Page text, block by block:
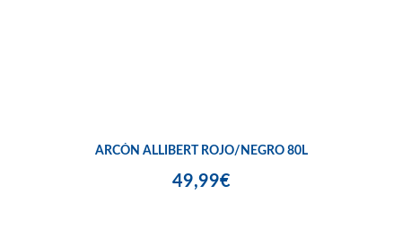
ARCÓN ALLIBERT ROJO/NEGRO 80L
49,99€